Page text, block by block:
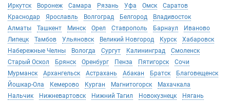
Иркутск
Воронеж Самара Рязань Уфа Омск
Саратов
Краснодар
Ярославль Волгоград Белгород
Владивосток
Алматы
Ташкент Минск Орел Ставрополь Барнаул
Иваново
Липецк
Тамбов Ульяновск Великий Новгород Курск
Хабаровск
Набережные Челны
Вологда Сургут Калининград
Смоленск
Старый Оскол
Брянск Оренбург Пенза Пятигорск
Сочи
Мурманск
Архангельск Астрахань Абакан Братск
Благовещенск
Йошкар-Ола
Кемерово Курган Магнитогорск
Махачкала
Нальчик
Нижневартовск Нижний Тагил Новокузнецк
Нягань